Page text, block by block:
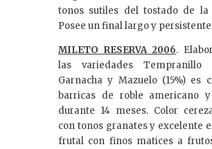
tonos sutiles del tostado de la
Posee un final largo y
MILETO RESERVA 2006.
las variedades Tempranillo
Garnacha y Mazuelo (15%) es
barricas de roble americano
durante 14 meses. Color
con tonos granates y excelente
frutal con finos matices a